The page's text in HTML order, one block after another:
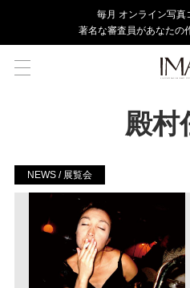
毎⽉ オンライン写真
著名な審査員があなたの
殿村
NEWS / 展覧会